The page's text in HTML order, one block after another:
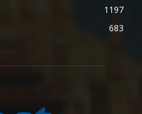
1197
683